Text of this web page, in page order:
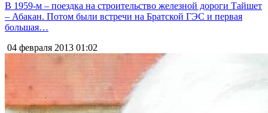
В 1959-м – поездка на строительство железной дороги Тайшет
– Абакан. Потом были встречи на Братской ГЭС и первая
большая…
04 февраля 2013 01:02